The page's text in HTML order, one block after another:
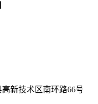
新技术区南环路66号